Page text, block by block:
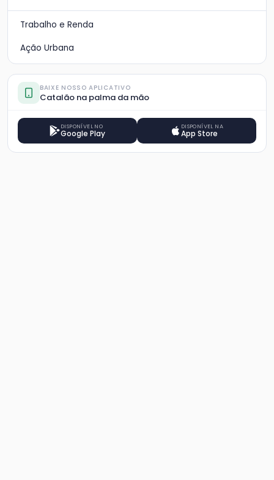
Trabalho e Renda
Ação Urbana
BAIXE NOSSO APLICATIVO
Catalão na palma da mão
DISPONÍVEL NO
Google Play
DISPONÍVEL NA
App Store